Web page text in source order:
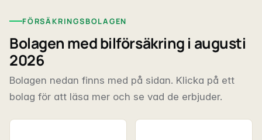
FÖRSÄKRINGSBOLAGEN
Bolagen med bilförsäkring i augusti
2026
Bolagen nedan finns med på sidan. Klicka på ett
bolag för att läsa mer och se vad de erbjuder.